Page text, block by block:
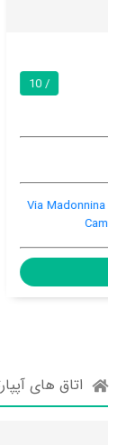
هنوز اطلاعات
Campofelice
اتاق های